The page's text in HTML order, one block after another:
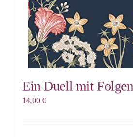
Ein Duell mit Folgen
14,00€